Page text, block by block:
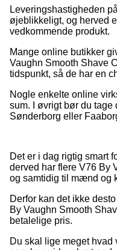
Leveringshastigheden
øjeblikkeligt, og herved
vedkommende produkt.
Mange online butikker
Vaughn Smooth Shave
tidspunkt, så de har en
Nogle enkelte online
sum. I øvrigt bør du tage
Sønderborg eller
Det er i dag rigtig smart
derved har flere V76 By
og samtidig til mænd og
Derfor kan det ikke
By Vaughn Smooth
betalelige pris.
Du skal lige meget